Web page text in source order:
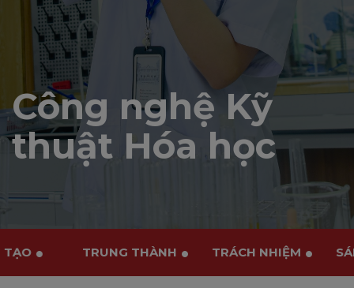
Công nghệ Kỹ
thuật Hóa học
TẠO TRUNG THÀNH TRÁCH NHIỆM